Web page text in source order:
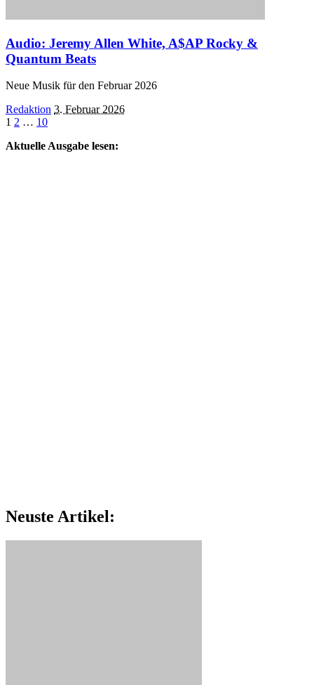
Audio: Jeremy Allen White, A$AP Rocky &
Quantum Beats
Neue Musik für den Februar 2026
Posted
by
Redaktion 3. Februar 2026
1 2 … 10
Aktuelle Ausgabe lesen:
Neuste Artikel: